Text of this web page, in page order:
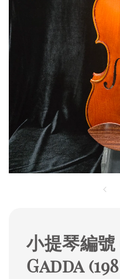
小提琴編
Gadda